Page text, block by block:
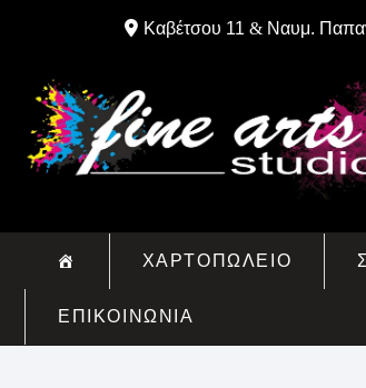
Καβέτσου 11 & Ναυμ.
ΧΑΡΤΟΠΩΛΕΙΟ
ΕΠΙΚΟΙΝΩΝΙΑ